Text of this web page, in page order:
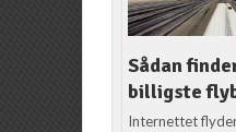
Sådan
billigste
Internettet